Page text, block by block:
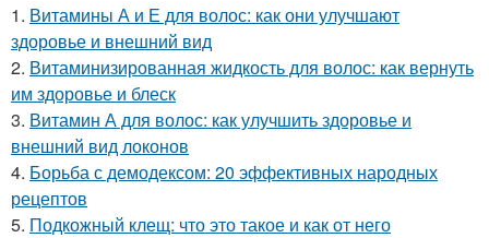
1. Витамины А и Е для волос: как они улучшают
здоровье и внешний вид
2. Витаминизированная жидкость для волос: как вернуть
им здоровье и блеск
3. Витамин А для волос: как улучшить здоровье и
внешний вид локонов
4. Борьба с демодексом: 20 эффективных народных
рецептов
5. Подкожный клещ: что это такое и как от него